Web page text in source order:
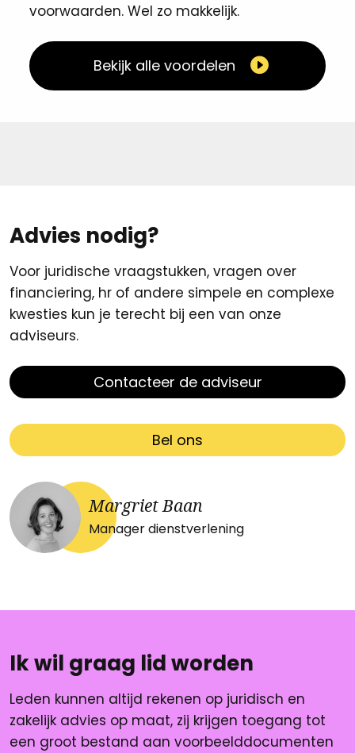
voorwaarden. Wel zo makkelijk. ​
Bekijk alle voordelen
Advies nodig?
Voor juridische vraagstukken, vragen over
financiering, hr of andere simpele en complexe
kwesties kun je terecht bij een van onze
adviseurs.
Contacteer de adviseur
Bel ons
Margriet Baan
Manager dienstverlening
Ik wil graag lid worden
Leden kunnen altijd rekenen op juridisch en
zakelijk advies op maat, zij krijgen toegang tot
een groot bestand aan voorbeelddocumenten